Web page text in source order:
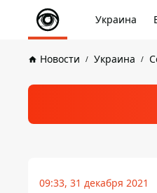
Украина
Новости Украина
09:33, 31 декабря 2021